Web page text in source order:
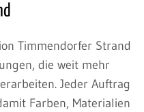
Timmendorfer Strand
die weit mehr
Jeder Auftrag
Farben, Materialien